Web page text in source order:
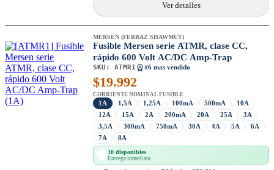
Ver detalles
MERSEN (FERRAZ SHAWMUT)
Fusible Mersen serie ATMR, clase CC,
rápido 600 Volt AC/DC Amp-Trap
SKU: ATMR1 #6 mas vendido
$19.992
CORRIENTE NOMINAL FUSIBLE
1A 1,5A 1,25A 100mA 500mA
10A
12A
15A 2A 200mA 20A 25A
3A
3,5A
300mA 750mA 30A 4A 5A
6A
7A
8A
10 disponibles
Entrega inmediata